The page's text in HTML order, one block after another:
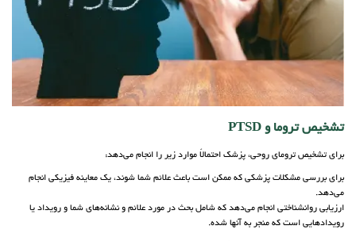
تشخیص تروما و PTSD
برای تشخیص ترومای روحی، پزشک احتمالاً موارد زیر را انجام می‌دهد:
برای بررسی مشکلات پزشکی که ممکن است باعث علائم شما شوند، یک معاینه فیزیکی انجام
می‌دهد.
ارزیابی روانشناختی انجام می‌دهد که شامل بحث در مورد علائم و نشانه‌های شما و رویداد یا
رویدادهایی است که منجر به آنها شده.